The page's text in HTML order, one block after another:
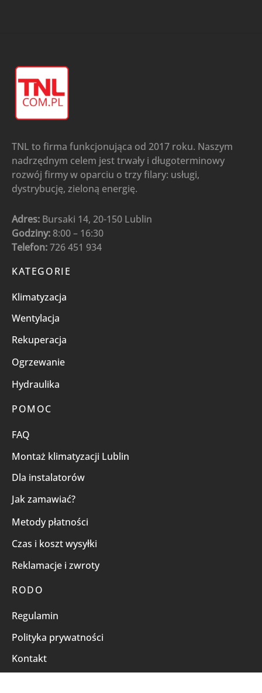
TNL to firma funkcjonująca od 2017 roku. Naszym
nadrzędnym celem jest trwały i długoterminowy
rozwój firmy w oparciu o trzy filary: usługi,
dystrybucję, zieloną energię.
Adres: Bursaki 14, 20-150 Lublin
Godziny: 8:00 – 16:30
Telefon:726 451 934
KATEGORIE
Klimatyzacja
Wentylacja
Rekuperacja
Ogrzewanie
Hydraulika
POMOC
FAQ
Montaż klimatyzacji Lublin
Dla instalatorów
Jak zamawiać?
Metody płatności
Czas i koszt wysyłki
Reklamacje i zwroty
RODO
Regulamin
Polityka prywatności
Kontakt